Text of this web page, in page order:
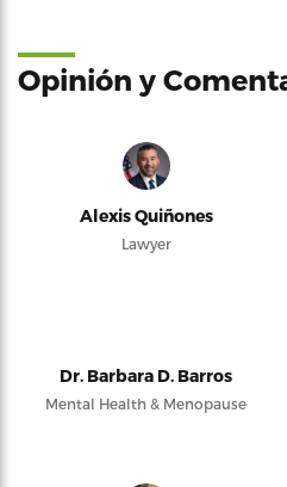
Opinión y
Alexis Quiñones
Lawyer
Dr. Barbara D. Barros
Mental Health & Menopause